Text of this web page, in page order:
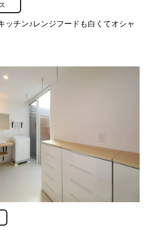
ッチン♪レンジフードも白くてオシャ